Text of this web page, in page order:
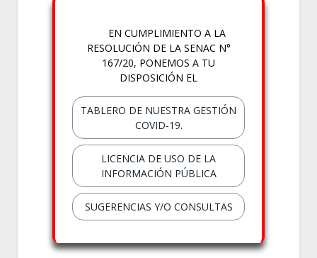
EN CUMPLIMIENTO A LA
RESOLUCIÓN DE LA SENAC N°
167/20, PONEMOS A TU
DISPOSICIÓN EL
TABLERO DE NUESTRA GESTIÓN
COVID-19.
LICENCIA DE USO DE LA
INFORMACIÓN PÚBLICA
SUGERENCIAS Y/O CONSULTAS